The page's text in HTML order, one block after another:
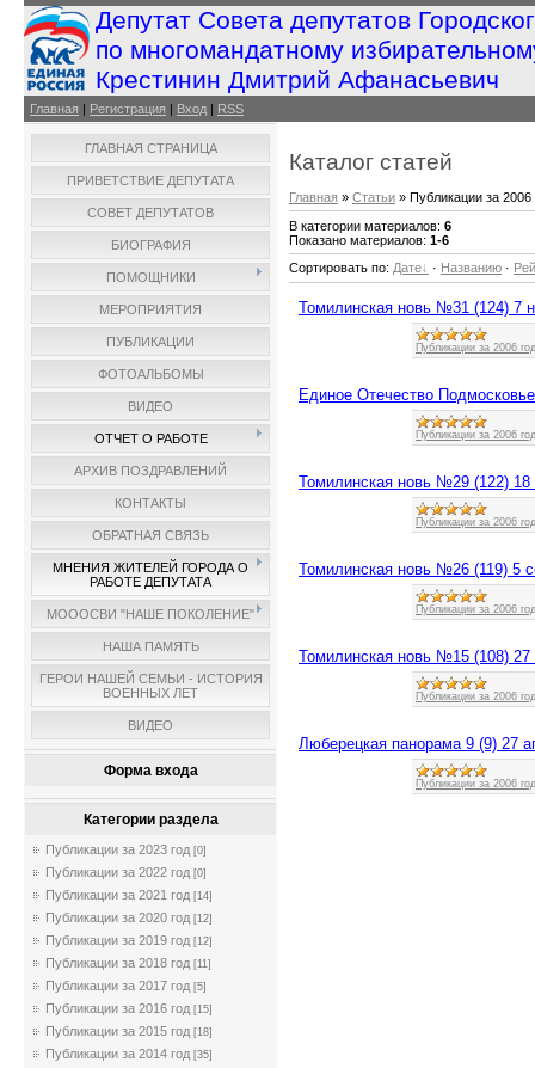
Депутат Совета депутатов
по многомандатному
Крестинин Дмитрий Афанасьевич
Главная | Регистрация | Вход | RSS
ГЛАВНАЯ СТРАНИЦА
ПРИВЕТСТВИЕ ДЕПУТАТА
СОВЕТ ДЕПУТАТОВ
БИОГРАФИЯ
ПОМОЩНИКИ
МЕРОПРИЯТИЯ
ПУБЛИКАЦИИ
ФОТОАЛЬБОМЫ
ВИДЕО
ОТЧЕТ О РАБОТЕ
АРХИВ ПОЗДРАВЛЕНИЙ
КОНТАКТЫ
ОБРАТНАЯ СВЯЗЬ
МНЕНИЯ ЖИТЕЛЕЙ ГОРОДА О
РАБОТЕ ДЕПУТАТА
МОООСВИ "НАШЕ ПОКОЛЕНИЕ"
НАША ПАМЯТЬ
ГЕРОИ НАШЕЙ СЕМЬИ - ИСТОРИЯ
ВОЕННЫХ ЛЕТ
ВИДЕО
Форма входа
Категории раздела
Публикации за 2023 год [0]
Публикации за 2022 год [0]
Публикации за 2021 год [14]
Публикации за 2020 год [12]
Публикации за 2019 год [12]
Публикации за 2018 год [11]
Публикации за 2017 год [5]
Публикации за 2016 год [15]
Публикации за 2015 год [18]
Публикации за 2014 год [35]
Каталог статей
Главная » Статьи » Публикации за 2006
В категории материалов: 6
Показано материалов: 1-6
Сортировать по: Дате · Названию ·
Томилинская новь №31 (124) 7
Публикации за 2006 год
Единое Отечество
Публикации за 2006 год
Томилинская новь №29 (122) 18
Публикации за 2006 год
Томилинская новь №26 (119) 5
Публикации за 2006 год
Томилинская новь №15 (108) 27
Публикации за 2006 год
Люберецкая панорама 9 (9) 27
Публикации за 2006 год